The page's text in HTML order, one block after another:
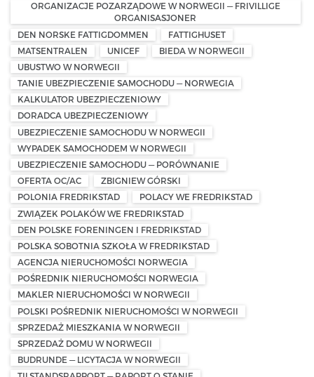
ORGANIZACJE POZARZĄDOWE W NORWEGII — FRIVILLIGE
ORGANISASJONER
DEN NORSKE FATTIGDOMMEN
FATTIGHUSET
MATSENTRALEN
UNICEF
BIEDA W NORWEGII
UBUSTWO W NORWEGII
TANIE UBEZPIECZENIE SAMOCHODU — NORWEGIA
KALKULATOR UBEZPIECZENIOWY
DORADCA UBEZPIECZENIOWY
UBEZPIECZENIE SAMOCHODU W NORWEGII
WYPADEK SAMOCHODEM W NORWEGII
UBEZPIECZENIE SAMOCHODU — PORÓWNANIE
OFERTA OC/AC
ZBIGNIEW GÓRSKI
POLONIA FREDRIKSTAD
POLACY WE FREDRIKSTAD
ZWIĄZEK POLAKÓW WE FREDRIKSTAD
DEN POLSKE FORENINGEN I FREDRIKSTAD
POLSKA SOBOTNIA SZKOŁA W FREDRIKSTAD
AGENCJA NIERUCHOMOŚCI NORWEGIA
POŚREDNIK NIERUCHOMOŚCI NORWEGIA
MAKLER NIERUCHOMOŚCI W NORWEGII
POLSKI POŚREDNIK NIERUCHOMOŚCI W NORWEGII
SPRZEDAŻ MIESZKANIA W NORWEGII
SPRZEDAŻ DOMU W NORWEGII
BUDRUNDE — LICYTACJA W NORWEGII